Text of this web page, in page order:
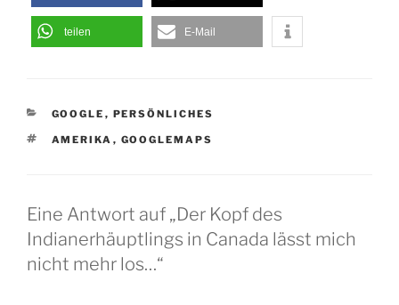
teilen E-Mail
KATEGORIEN
GOOGLE , PERSÖNLICHES
SCHLAGWÖRTER
AMERIKA , GOOGLEMAPS
Eine Antwort auf „Der Kopf des
Indianerhäuptlings in Canada lässt mich
nicht mehr los…“